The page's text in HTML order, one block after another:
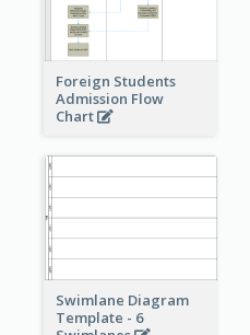
Foreign Students
Admission Flow
Chart
Swimlane Diagram
Template - 6